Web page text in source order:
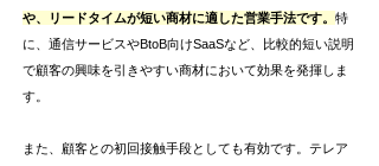
や、リードタイムが短い商材に適した営業手法です。 特
に、通信サービスやBtoB向けSaaSなど、比較的短い説明
で顧客の興味を引きやすい商材において効果を発揮しま
す。
また、顧客との初回接触手段としても有効です。テレア